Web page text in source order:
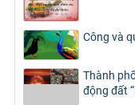
Công và
Thành
động đất